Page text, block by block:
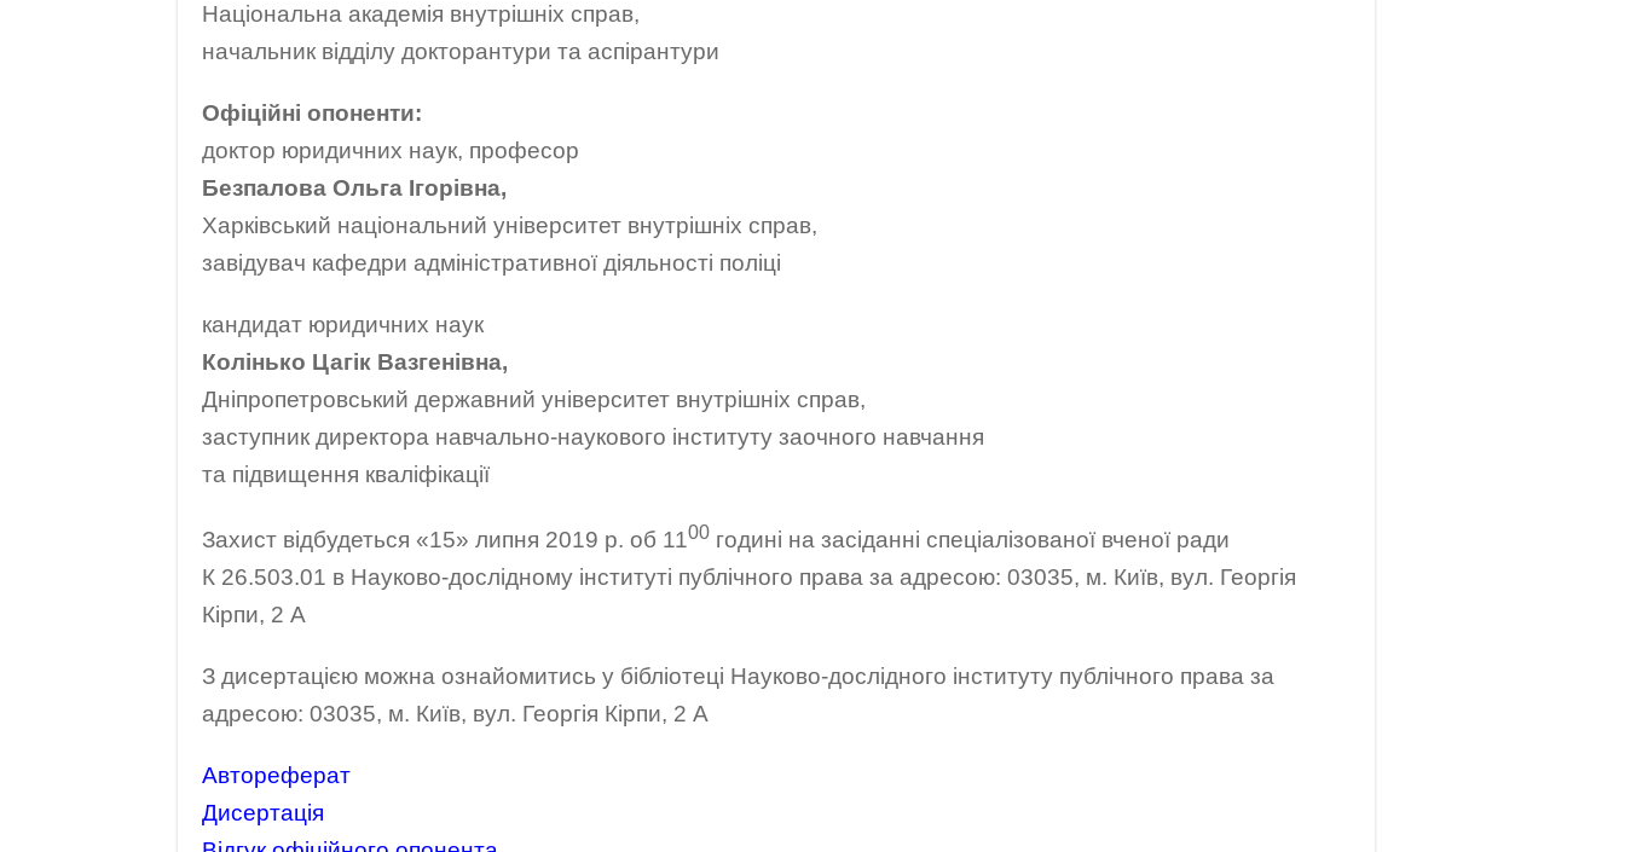
Національна академія внутрішніх справ,
начальник відділу докторантури та аспірантури
Офіційні опоненти:
доктор юридичних наук, професор
Безпалова Ольга Ігорівна,
Харківський національний університет внутрішніх справ,
завідувач кафедри адміністративної діяльності поліці
кандидат юридичних наук
Колінько Цагік Вазгенівна,
Дніпропетровський державний університет внутрішніх справ,
заступник директора навчально-наукового інституту заочного навчання
та підвищення кваліфікації
Захист відбудеться «15» липня 2019 р. об 1100 годині на засіданні спеціалізованої вченої ради
К 26.503.01 в Науково-дослідному інституті публічного права за адресою: 03035, м. Київ, вул. Георгія
Кірпи, 2 А
З дисертацією можна ознайомитись у бібліотеці Науково-дослідного інституту публічного права за
адресою: 03035, м. Київ, вул. Георгія Кірпи, 2 А
Автореферат
Дисертація